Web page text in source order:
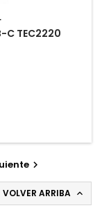
C TEC2220

VOLVER ARRIBA 